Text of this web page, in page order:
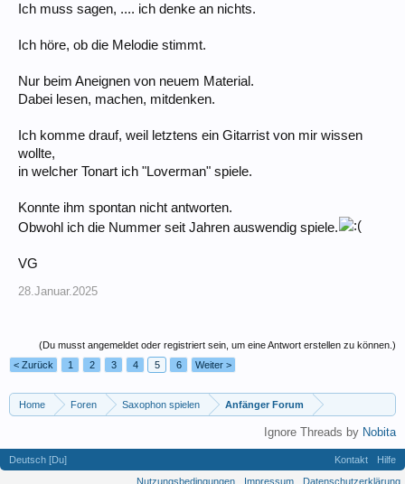
Ich muss sagen, .... ich denke an nichts.
Ich höre, ob die Melodie stimmt.
Nur beim Aneignen von neuem Material.
Dabei lesen, machen, mitdenken.
Ich komme drauf, weil letztens ein Gitarrist von mir wissen
wollte,
in welcher Tonart ich "Loverman" spiele.
Konnte ihm spontan nicht antworten.
Obwohl ich die Nummer seit Jahren auswendig spiele.
VG
28.Januar.2025
(Du musst angemeldet oder registriert sein, um eine Antwort erstellen zu können.)
< Zurück
1 2 3 4 5 6 Weiter >
Home Foren Saxophon spielen Anfänger Forum
Ignore Threads by Nobita
Deutsch [Du] Kontakt
Hilfe
Nutzungsbedingungen
Impressum Datenschutzerklärung